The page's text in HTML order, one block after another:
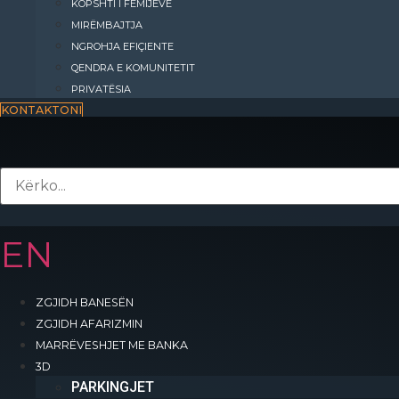
KOPSHTI I FËMIJËVE
MIRËMBAJTJA
NGROHJA EFIÇIENTE
QENDRA E KOMUNITETIT
PRIVATËSIA
KONTAKTONI
EN
ZGJIDH BANESËN
ZGJIDH AFARIZMIN
MARRËVESHJET ME BANKA
3D
PARKINGJET
Kompleksi “INTERNATIONAL RESIDENCE” do të jetë një qytet i vogël që